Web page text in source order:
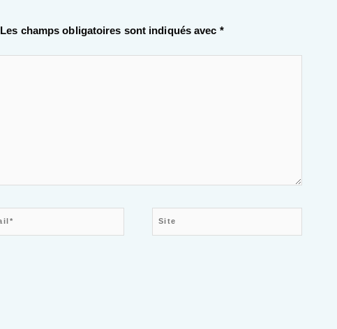
Les champs obligatoires sont indiqués avec *